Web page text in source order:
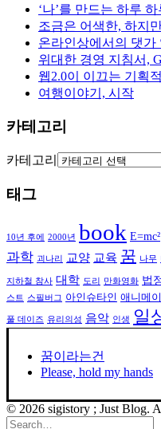
‘나’를 만드는 하루
조금은 어색한, 하지
온라인상에서의 댓가
위대한 경영 지침서,
웹2.0이 이끄는 기획
여행이야기, 시작
카테고리
카테고리
태그
10년 후에 2000년 book E=mc²
과학 괴나리 교양 교육 꿈 나무
지하철 참사 대학 도리 만화영화 법
스트 스필버그 아인슈타인 애니메
풀 데이즈 유리의성 음악 인생 일
꿈이라는건
Please, hold my hands
© 2026 sigistory ; Just Blog.